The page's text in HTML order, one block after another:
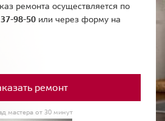
ремонта осуществляется по
98-50 или через форму на
ремонт
мастера от 30 минут